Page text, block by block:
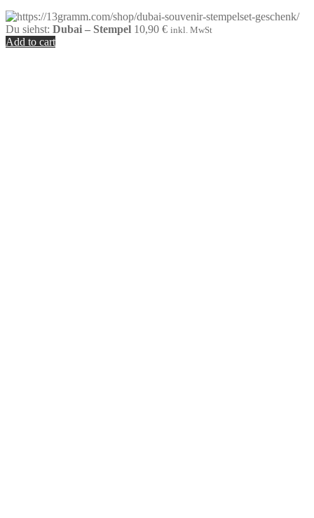
Du siehst: Dubai – Stempel 10,90 € inkl. MwSt
Add to cart